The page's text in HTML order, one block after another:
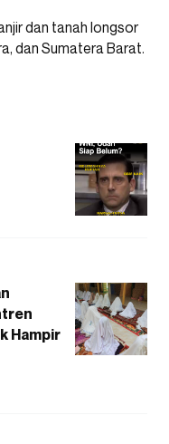
dan tanah longsor
dan Sumatera Barat.
Hampir